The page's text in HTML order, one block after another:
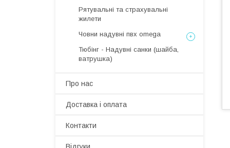
Рятувальні та страхувальні
жилети
Човни надувні пвх omega
Тюбінг - Надувні санки (шайба,
ватрушка)
Про нас
Доставка і оплата
Контакти